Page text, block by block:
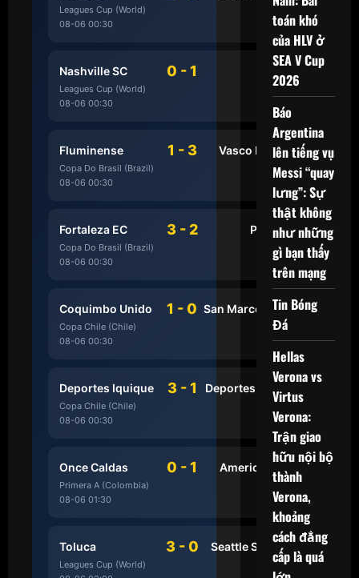
Leagues Cup (World)
08-06 00:30
HẾT
Nashville SC 0 - 1
Leagues Cup (World)
08-06 00:30
Fluminense 1 - 3 Vasco DA Gama
Copa Do Brasil (Brazil)
08-06 00:30
Fortaleza EC 3 - 2 Palmeiras
Copa Do Brasil (Brazil)
08-06 00:30
HẾT
Coquimbo Unido 1 - 0 San Marcos de Arica
Copa Chile (Chile)
08-06 00:30
HẾT
Deportes Iquique 3 - 1 Deportes Limache
Copa Chile (Chile)
08-06 00:30
HẾT
Once Caldas 0 - 1 America de Cali
Primera A (Colombia)
08-06 01:30
HẾT
Toluca 3 - 0 Seattle Sounders
Leagues Cup (World)
toán khó
của HLV ở
SEA V Cup
2026
Báo
Argentina
lên tiếng vụ
Messi “quay
lưng”: Sự
thật không
như những
gì bạn thấy
trên mạng
Tin Bóng
Đá
Hellas
Verona vs
Virtus
Verona:
Trận giao
hữu nội bộ
thành
Verona,
khoảng
cách đẳng
cấp là quá